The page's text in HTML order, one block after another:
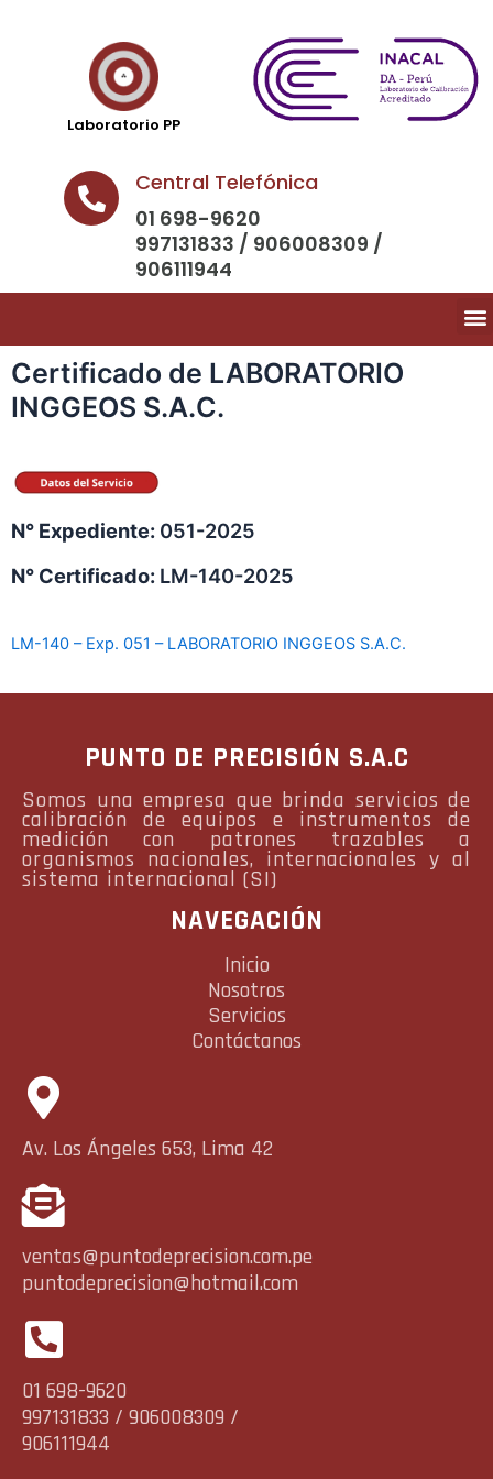
Laboratorio PP
Central Telefónica
01 698-9620
997131833 / 906008309 /
906111944
Certificado de LABORATORIO
INGGEOS S.A.C.
N° Expediente: 051-2025
N° Certificado: LM-140-2025
LM-140 – Exp. 051 – LABORATORIO INGGEOS S.A.C.
PUNTO DE PRECISIÓN S.A.C
Somos una empresa que brinda servicios de
calibración de equipos e instrumentos de
medición con patrones trazables a
organismos nacionales, internacionales y al
sistema internacional (SI)
NAVEGACIÓN
Inicio
Nosotros
Servicios
Contáctanos
Av. Los Ángeles 653, Lima 42
ventas@puntodeprecision.com.pe
puntodeprecision@hotmail.com
01 698-9620
997131833 / 906008309 /
906111944